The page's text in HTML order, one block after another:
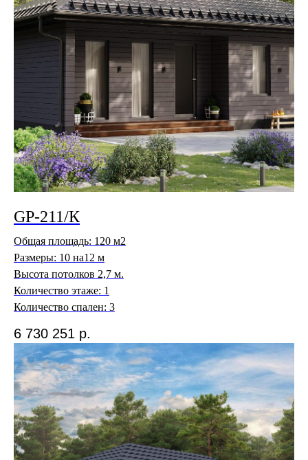
GP-211/К
Общая площадь: 120 м2
Размеры: 10 на12 м
Высота потолков 2,7 м.
Количество этаже: 1
Количество спален: 3
6 730 251 р.
ДЖИ ПИ ДЕВЕЛОПМЕНТ
GP Development